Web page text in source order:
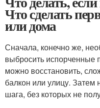
Что сделать
или дома
Сначала, конечно же,
выбросить испорченные
можно восстановить,
балкон или улицу.
шага, без которых не